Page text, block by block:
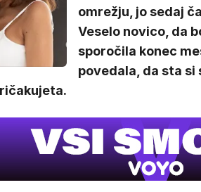
omrežju, jo sedaj
Veselo novico, da
sporočila konec
povedala, da sta si